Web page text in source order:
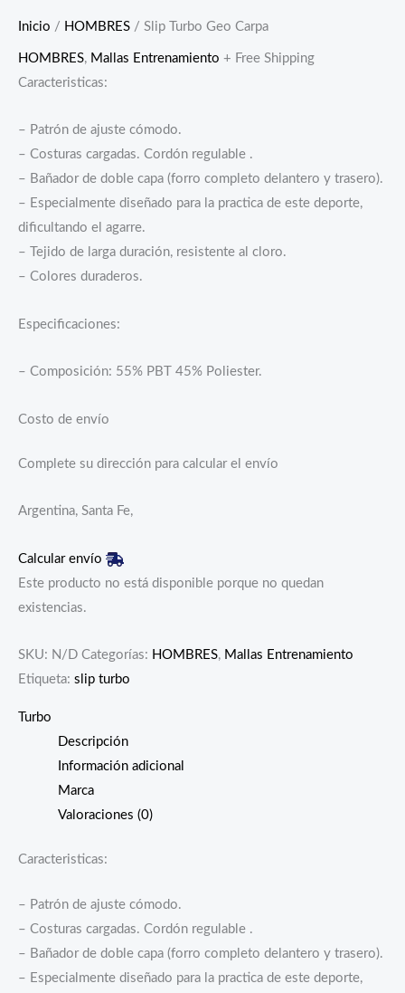
Inicio / HOMBRES / Slip Turbo Geo Carpa
HOMBRES, Mallas Entrenamiento + Free Shipping
Caracteristicas:
– Patrón de ajuste cómodo.
– Costuras cargadas. Cordón regulable .
– Bañador de doble capa (forro completo delantero y trasero).
– Especialmente diseñado para la practica de este deporte,
dificultando el agarre.
– Tejido de larga duración, resistente al cloro.
– Colores duraderos.
Especificaciones:
– Composición: 55% PBT 45% Poliester.
Costo de envío
Complete su dirección para calcular el envío
Argentina, Santa Fe,
Calcular envío
Este producto no está disponible porque no quedan
existencias.
SKU: N/D Categorías: HOMBRES, Mallas Entrenamiento
Etiqueta: slip turbo
Turbo
Descripción
Información adicional
Marca
Valoraciones (0)
Caracteristicas:
– Patrón de ajuste cómodo.
– Costuras cargadas. Cordón regulable .
– Bañador de doble capa (forro completo delantero y trasero).
– Especialmente diseñado para la practica de este deporte,